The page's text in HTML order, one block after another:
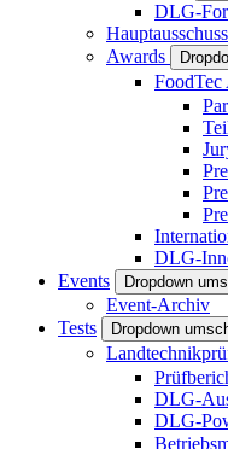
DLG-
Hauptausschuss
Awards
FoodTec
DLG-
Events
Dropdown
Event-Archiv
Tests
Dropdown
DLG-
DLG-